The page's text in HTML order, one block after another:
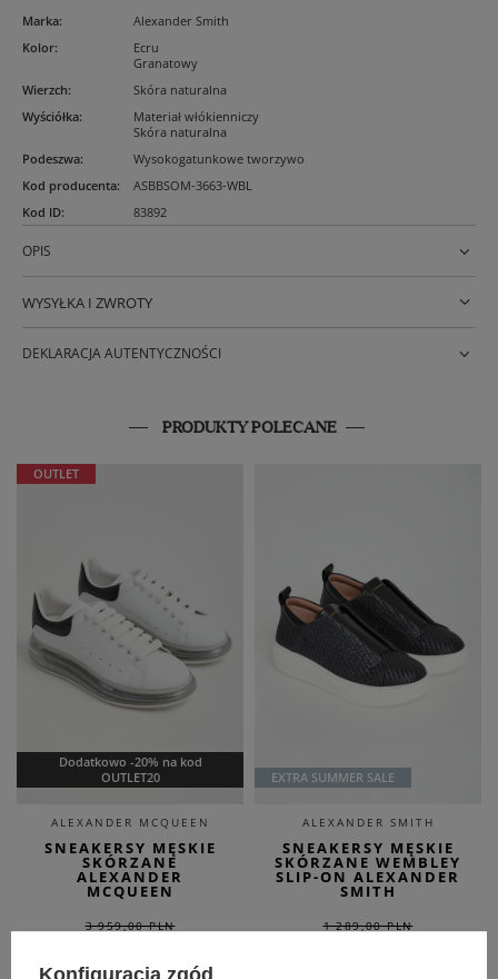
Marka:
Alexander Smith
Kolor:
Ecru
Granatowy
Wierzch:
Skóra naturalna
Wyściółka:
Materiał włókienniczy
Skóra naturalna
Podeszwa:
Wysokogatunkowe tworzywo
Kod producenta:
ASBBSOM-3663-WBL
Kod ID: 83892
OPIS
WYSYŁKA I ZWROTY
DEKLARACJA AUTENTYCZNOŚCI
PRODUKTY POLECANE
Dodatkowo -20% na kod
OUTLET20
OUTLET
ALEXANDER MCQUEEN
SNEAKERSY MĘSKIE
SKÓRZANE
ALEXANDER
MCQUEEN
3 959,00 PLN
EXTRA SUMMER SALE
ALEXANDER SMITH
SNEAKERSY MĘSKIE
SKÓRZANE WEMBLEY
SLIP-ON ALEXANDER
SMITH
1 289,00 PLN
Konfiguracja zgód